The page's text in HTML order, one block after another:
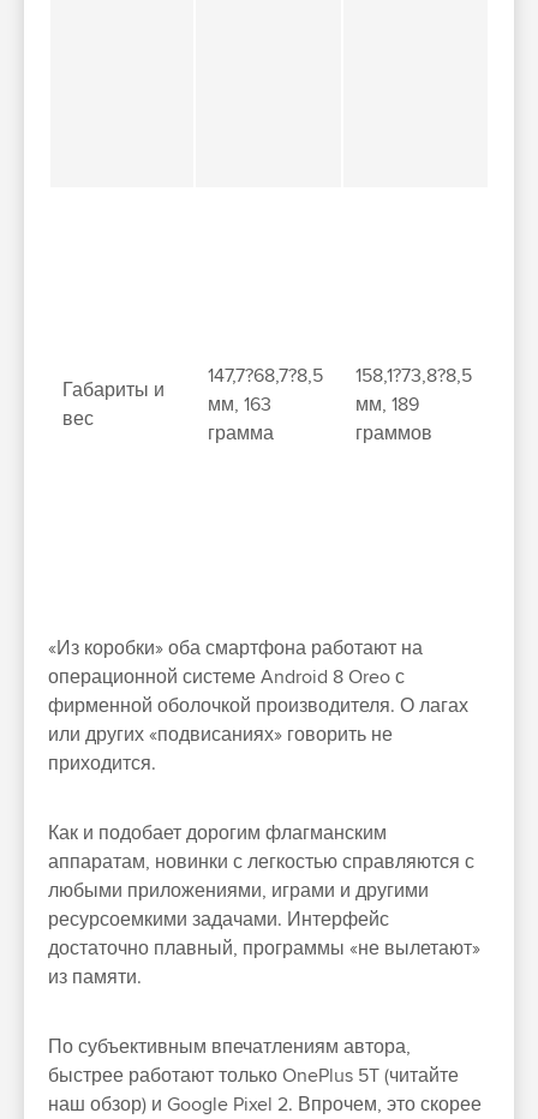
Габариты и
вес
147,7?68,7?8,5
мм, 163
грамма
158,1?73,8?8,5
мм, 189
граммов
«Из коробки» оба смартфона работают на
операционной системе Android 8 Oreo с
фирменной оболочкой производителя. О лагах
или других «подвисаниях» говорить не
приходится.
Как и подобает дорогим флагманским
аппаратам, новинки с легкостью справляются с
любыми приложениями, играми и другими
ресурсоемкими задачами. Интерфейс
достаточно плавный, программы «не вылетают»
из памяти.
По субъективным впечатлениям автора,
быстрее работают только OnePlus 5T (читайте
наш обзор) и Google Pixel 2. Впрочем, это скорее